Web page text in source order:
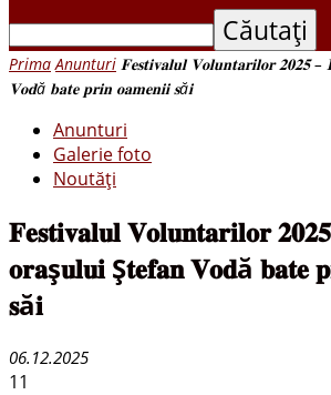
Prima Anunturi 𝐅𝐞𝐬𝐭𝐢𝐯𝐚𝐥𝐮𝐥 𝐕𝐨𝐥𝐮𝐧𝐭𝐚𝐫𝐢𝐥𝐨𝐫 𝟐𝟎𝟐𝟓
𝐕𝐨𝐝ă 𝐛𝐚𝐭𝐞 𝐩𝐫𝐢𝐧 𝐨𝐚𝐦𝐞𝐧𝐢𝐢 𝐬ă𝐢
Anunturi
Galerie foto
Noutăți
𝐅𝐞𝐬𝐭𝐢𝐯𝐚𝐥𝐮𝐥 𝐕𝐨𝐥𝐮𝐧𝐭𝐚𝐫𝐢𝐥𝐨𝐫
𝐨𝐫𝐚ș𝐮𝐥𝐮𝐢 Ș𝐭𝐞𝐟𝐚𝐧 𝐕𝐨𝐝ă 𝐛𝐚𝐭𝐞
𝐬ă𝐢
06.12.2025
11